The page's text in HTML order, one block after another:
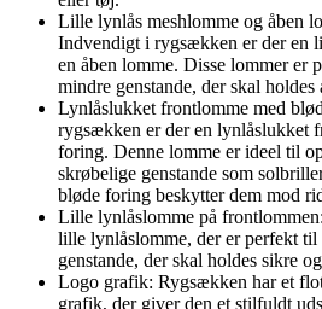
Lille lynlås meshlomme og åben
Indvendigt i rygsækken er der en
en åben lomme. Disse lommer er
mindre genstande, der skal
Lynlåslukket frontlomme med
rygsækken er der en lynlåslukket
foring. Denne lomme er ideel til
skrøbelige genstande som
bløde foring beskytter dem mod
Lille lynlåslomme på
lille lynlåslomme, der er perfekt til
genstande, der skal holdes sikre
Logo grafik: Rygsækken har et
grafik, der giver den et stilfuldt